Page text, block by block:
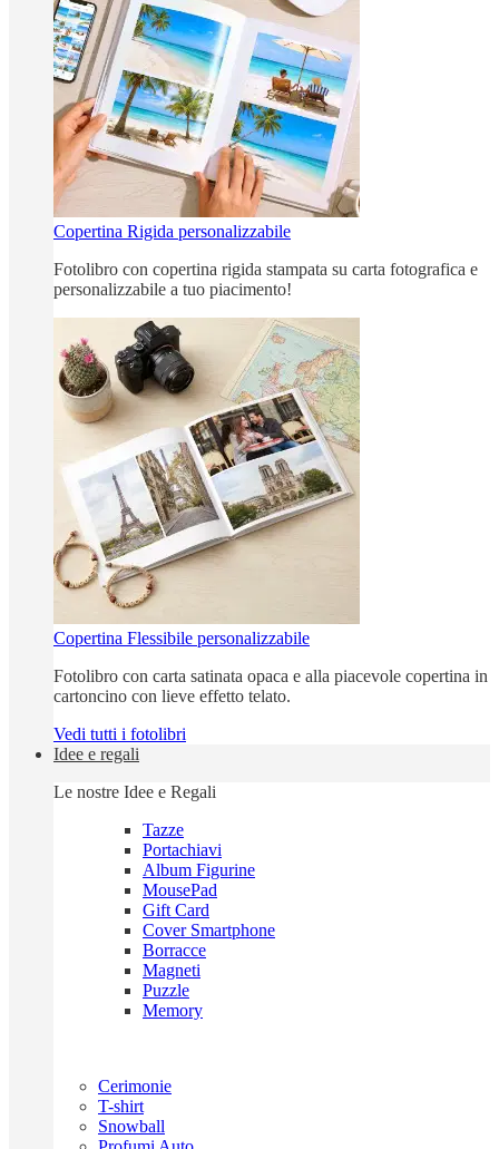
Copertina Rigida personalizzabile
Fotolibro con copertina rigida stampata su carta fotografica e
personalizzabile a tuo piacimento!
Copertina Flessibile personalizzabile
Fotolibro con carta satinata opaca e alla piacevole copertina in
cartoncino con lieve effetto telato.
Vedi tutti i fotolibri
Idee e regali
Le nostre Idee e Regali
Tazze
Portachiavi
Album Figurine
MousePad
Gift Card
Cover Smartphone
Borracce
Magneti
Puzzle
Memory
Cerimonie
T-shirt
Snowball